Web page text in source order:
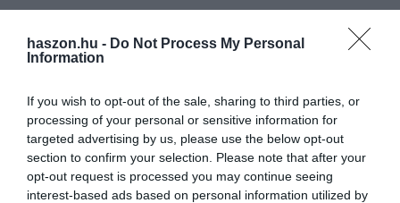
haszon.hu - Do Not Process My Personal
Information
If you wish to opt-out of the sale, sharing to third parties, or
processing of your personal or sensitive information for
targeted advertising by us, please use the below opt-out
section to confirm your selection. Please note that after your
opt-out request is processed you may continue seeing
interest-based ads based on personal information utilized by